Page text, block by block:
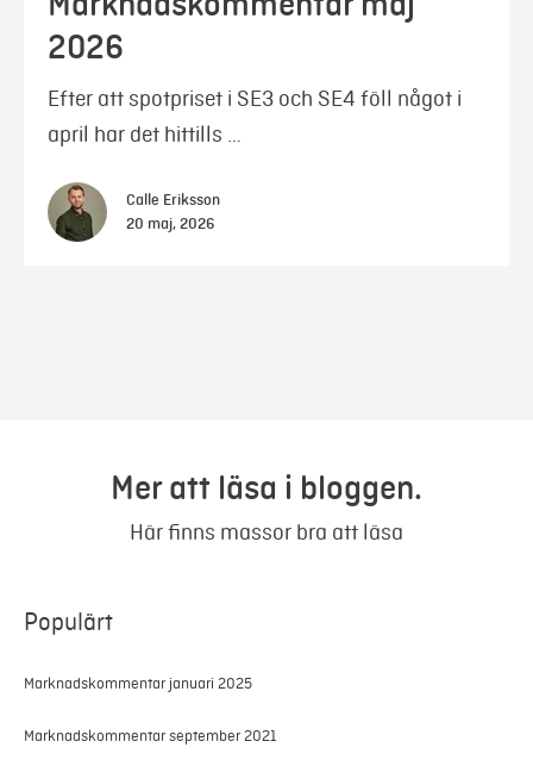
2026
Efter att spotpriset i SE3 och SE4 föll något i
april har det hittills …
Calle Eriksson
20 maj, 2026
Mer att läsa i bloggen.
Här finns massor bra att läsa
Populärt
Marknadskommentar januari 2025
Marknadskommentar september 2021